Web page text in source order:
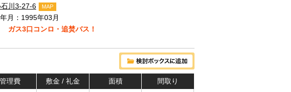
川3-27-6 MAP
月：1995年03月
ガス3口コンロ・追焚バス！
管理費 敷金 / 礼金 面積 間取り